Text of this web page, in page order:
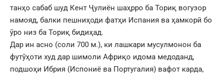
танҳо сабаб шуд Кент Ҷулиён шаҳрро ба Ториқ вогузор
намояд, балки пешниҳоди фатҳи Испания ва ҳамкорӣ бо
ӯро низ ба Ториқ бидиҳад.
Дар ин асно (соли 700 м.), ки лашкари мусулмонон ба
футӯҳоти худ дар шимоли Африқо идома медоданд,
подшоҳи Ибрия (Испониё ва Португалия) вафот карда,